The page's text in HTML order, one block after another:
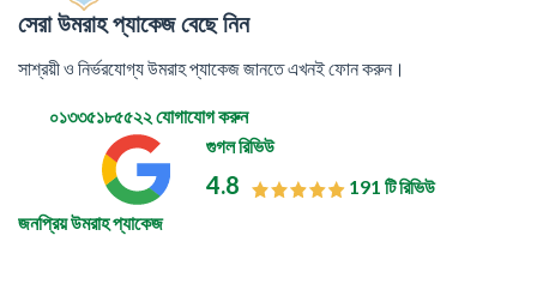
সেরা উমরাহ প্যাকেজ বেছে নিন
সাশ্রয়ী ও নির্ভরযোগ্য উমরাহ প্যাকেজ জানতে এখনই ফোন করুন।
০১৩৩৫১৮৫৫২২ যোগাযোগ করুন
গুগল রিভিউ
4.8
191 টি রিভিউ
জনপ্রিয় উমরাহ প্যাকেজ